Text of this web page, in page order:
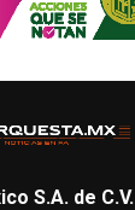
S.A. de C.V.